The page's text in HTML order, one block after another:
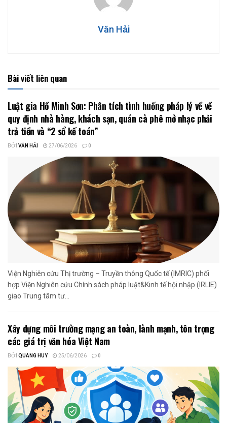
Văn Hải
Bài viết liên quan
Luật gia Hồ Minh Sơn: Phân tích tình huống pháp lý về về
quy định nhà hàng, khách sạn, quán cà phê mở nhạc phải
trả tiền và “2 sổ kế toán”
BỞI VĂN HẢI 27/06/2026 0
Viện Nghiên cứu Thị trường – Truyền thông Quốc tế (IMRIC) phối
hợp Viện Nghiên cứu Chính sách pháp luật&Kinh tế hội nhập (IRLIE)
giao Trung tâm tư...
Xây dựng môi trường mạng an toàn, lành mạnh, tôn trọng
các giá trị văn hóa Việt Nam
BỞI QUANG HUY 25/06/2026 0